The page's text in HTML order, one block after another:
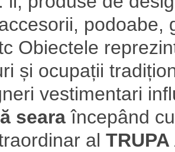
podoabe,
Obiectele
și ocupații
vestimentari
seara începând
al